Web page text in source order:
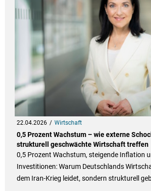
22.04.2026 Wirtschaft
0,5 Prozent Wachstum – wie externe
strukturell geschwächte Wirtschaft treffen
0,5 Prozent Wachstum, steigende Inflation
Investitionen: Warum Deutschlands
dem Iran-Krieg leidet, sondern strukturell